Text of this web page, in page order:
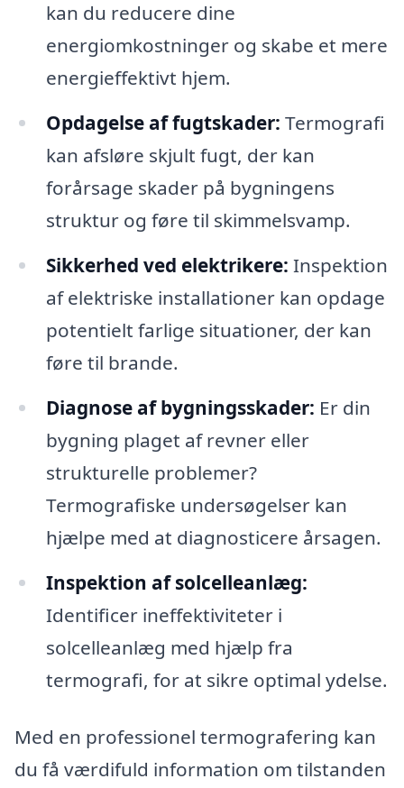
kan du reducere dine
energiomkostninger og skabe et mere
energieffektivt hjem.
Opdagelse af fugtskader: Termografi
kan afsløre skjult fugt, der kan
forårsage skader på bygningens
struktur og føre til skimmelsvamp.
Sikkerhed ved elektrikere: Inspektion
af elektriske installationer kan opdage
potentielt farlige situationer, der kan
føre til brande.
Diagnose af bygningsskader: Er din
bygning plaget af revner eller
strukturelle problemer?
Termografiske undersøgelser kan
hjælpe med at diagnosticere årsagen.
Inspektion af solcelleanlæg:
Identificer ineffektiviteter i
solcelleanlæg med hjælp fra
termografi, for at sikre optimal ydelse.
Med en professionel termografering kan
du få værdifuld information om tilstanden